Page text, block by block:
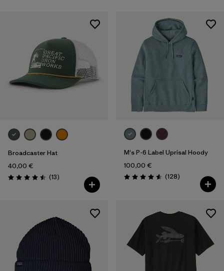
Broadcaster Hat
40,00 €
Bewertung: 4.5 / 5
(13Rezensionen
)
M's P-6 Label Uprisal Hoody
100,00 €
Bewertung: 4.6 / 5
(128Rezensionen
)